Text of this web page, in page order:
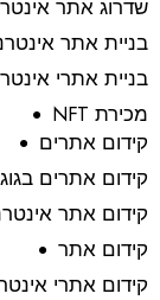
שדרוג אתר
בניית אתר
בניית אתרי
מכירת NFT
קידום אתרים
קידום אתרים
קידום אתר
קידום אתר
קידום אתרי